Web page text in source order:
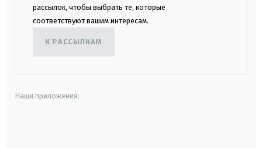
рассылок, чтобы выбрать те, которые
соответствуют вашим интересам.
К РАССЫЛКАМ
Наши приложения: